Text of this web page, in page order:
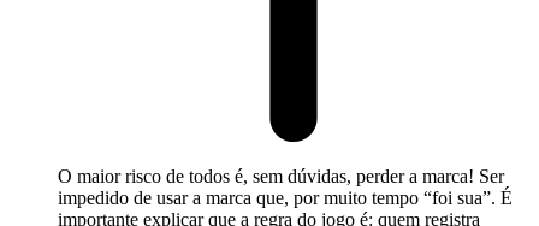
O maior risco de todos é, sem dúvidas, perder a marca! Ser
impedido de usar a marca que, por muito tempo “foi sua”. É
importante explicar que a regra do jogo é: quem registra